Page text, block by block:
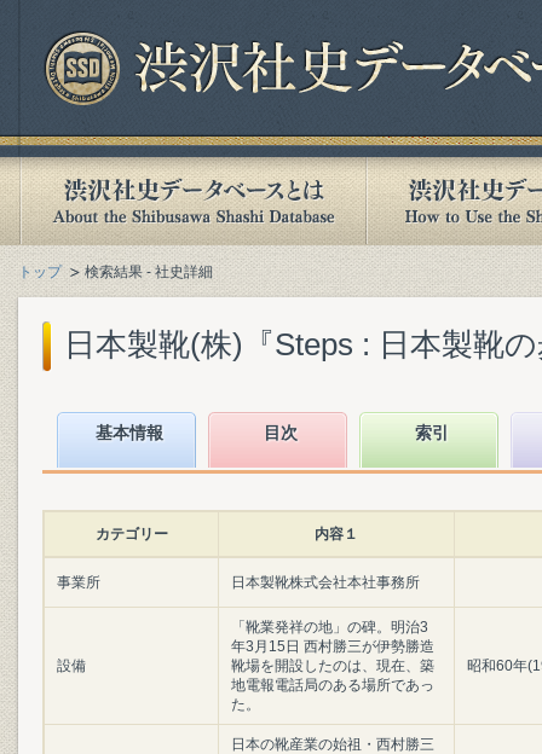
トップ 検索結果 - 社史詳細
日本製靴(株)『Steps : 日本製靴
基本情報 目次 索引
カテゴリー 内容１
事業所 日本製靴株式会社本社事務所
設備
「靴業発祥の地」の碑。明治3
年3月15日 西村勝三が伊勢勝造
靴場を開設したのは、現在、築
地電報電話局のある場所であっ
た。
昭和60年
日本の靴産業の始祖・西村勝三